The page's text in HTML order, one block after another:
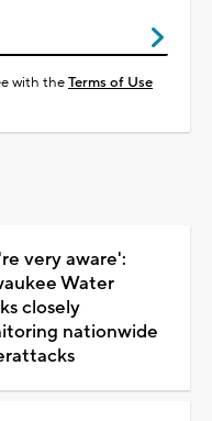
with theTerms of Use
very aware':
Water
closely
nationwide